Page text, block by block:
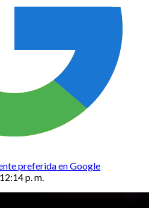
preferida en Google
p. m.